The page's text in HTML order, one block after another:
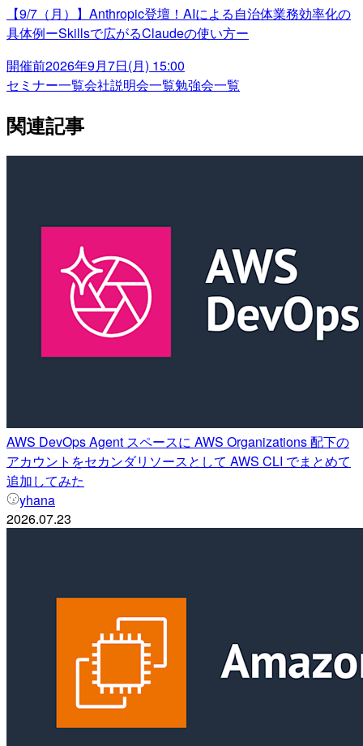
【9/7（月）】Anthropic登壇！AIによる自治体業務効率化の
具体例ーSkillsで広がるClaudeの使い方ー
開催前2026年9月7日(月) 15:00
セミナー一覧会社説明会一覧勉強会一覧
関連記事
AWS DevOps Agent スペースに AWS Organizations 配下の
アカウントをセカンダリソースとして AWS CLI でまとめて
追加してみた
yhana
2026.07.23